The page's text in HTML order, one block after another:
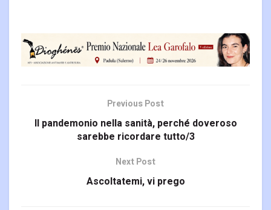
Previous Post
Il pandemonio nella sanità, perché doveroso
sarebbe ricordare tutto/3
Next Post
Ascoltatemi, vi prego